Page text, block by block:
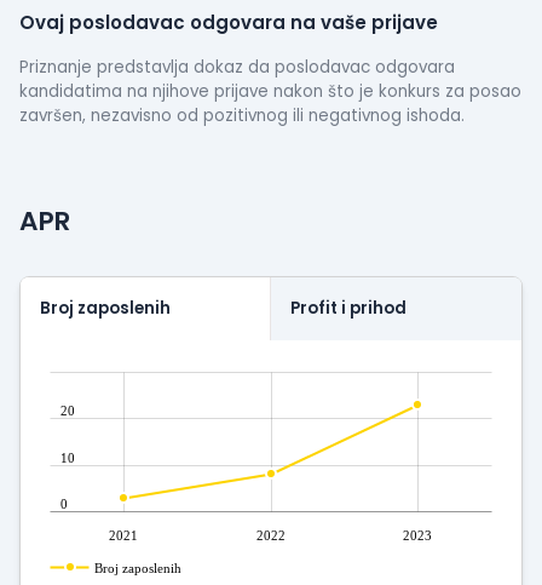
Ovaj poslodavac odgovara na vaše prijave
Priznanje predstavlja dokaz da poslodavac odgovara
kandidatima na njihove prijave nakon što je konkurs za posao
završen, nezavisno od pozitivnog ili negativnog ishoda.
APR
Broj zaposlenih Profit i prihod
2021 2022 2023
0
10
20
Broj zaposlenih